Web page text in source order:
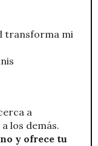
transforma mi
a
los demás.
y ofrece tu